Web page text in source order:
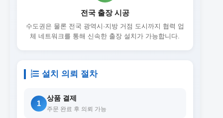
전국 출장 시공
수도권은 물론 전국 광역시·지방 거점 도시까지 협력 업
체 네트워크를 통해 신속한 출장 설치가 가능합니다.
설치 의뢰 절차
1
상품 결제
주문 완료 후 의뢰 가능